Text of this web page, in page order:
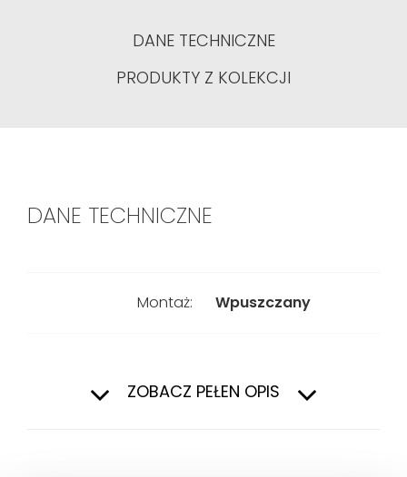
DANE TECHNICZNE
PRODUKTY Z KOLEKCJI
DANE TECHNICZNE
Montaż: Wpuszczany
ZOBACZ PEŁEN OPIS